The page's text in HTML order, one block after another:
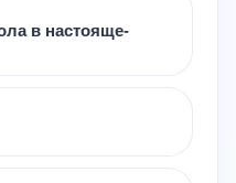
в настояще-